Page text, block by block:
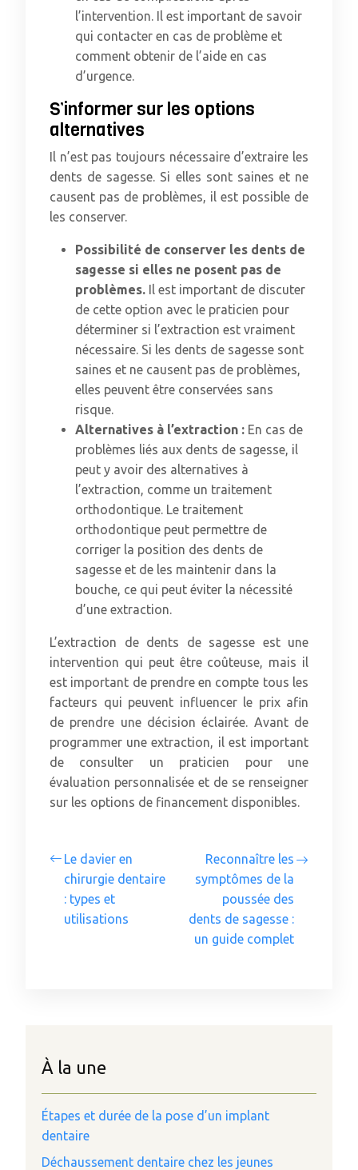
l’intervention. Il est important de savoir
qui contacter en cas de problème et
comment obtenir de l’aide en cas
d’urgence.
S’informer sur les options
alternatives
Il n’est pas toujours nécessaire d’extraire les
dents de sagesse. Si elles sont saines et ne
causent pas de problèmes, il est possible de
les conserver.
Possibilité de conserver les dents de
sagesse si elles ne posent pas de
problèmes. Il est important de discuter
de cette option avec le praticien pour
déterminer si l’extraction est vraiment
nécessaire. Si les dents de sagesse sont
saines et ne causent pas de problèmes,
elles peuvent être conservées sans
risque.
Alternatives à l’extraction : En cas de
problèmes liés aux dents de sagesse, il
peut y avoir des alternatives à
l’extraction, comme un traitement
orthodontique. Le traitement
orthodontique peut permettre de
corriger la position des dents de
sagesse et de les maintenir dans la
bouche, ce qui peut éviter la nécessité
d’une extraction.
L’extraction de dents de sagesse est une
intervention qui peut être coûteuse, mais il
est important de prendre en compte tous les
facteurs qui peuvent influencer le prix afin
de prendre une décision éclairée. Avant de
programmer une extraction, il est important
de consulter un praticien pour une
évaluation personnalisée et de se renseigner
sur les options de financement disponibles.
Le davier en
chirurgie dentaire
: types et
utilisations
Reconnaître les
symptômes de la
poussée des
dents de sagesse :
un guide complet
À la une
Étapes et durée de la pose d’un implant
dentaire
Déchaussement dentaire chez les jeunes